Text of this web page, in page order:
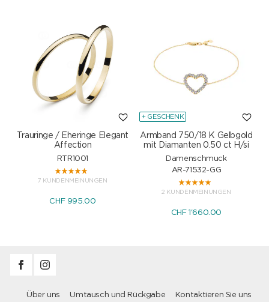
Trauringe / Eheringe Elegant
Affection
RTR1001
7 KUNDENMEINUNGEN
CHF 995.00
+ GESCHENK
Armband 750/18 K Gelbgold
mit Diamanten 0.50 ct H/si
Damenschmuck
AR-71532-GG
2 KUNDENMEINUNGEN
CHF 1'660.00
Über uns Umtausch und Rückgabe Kontaktieren Sie uns